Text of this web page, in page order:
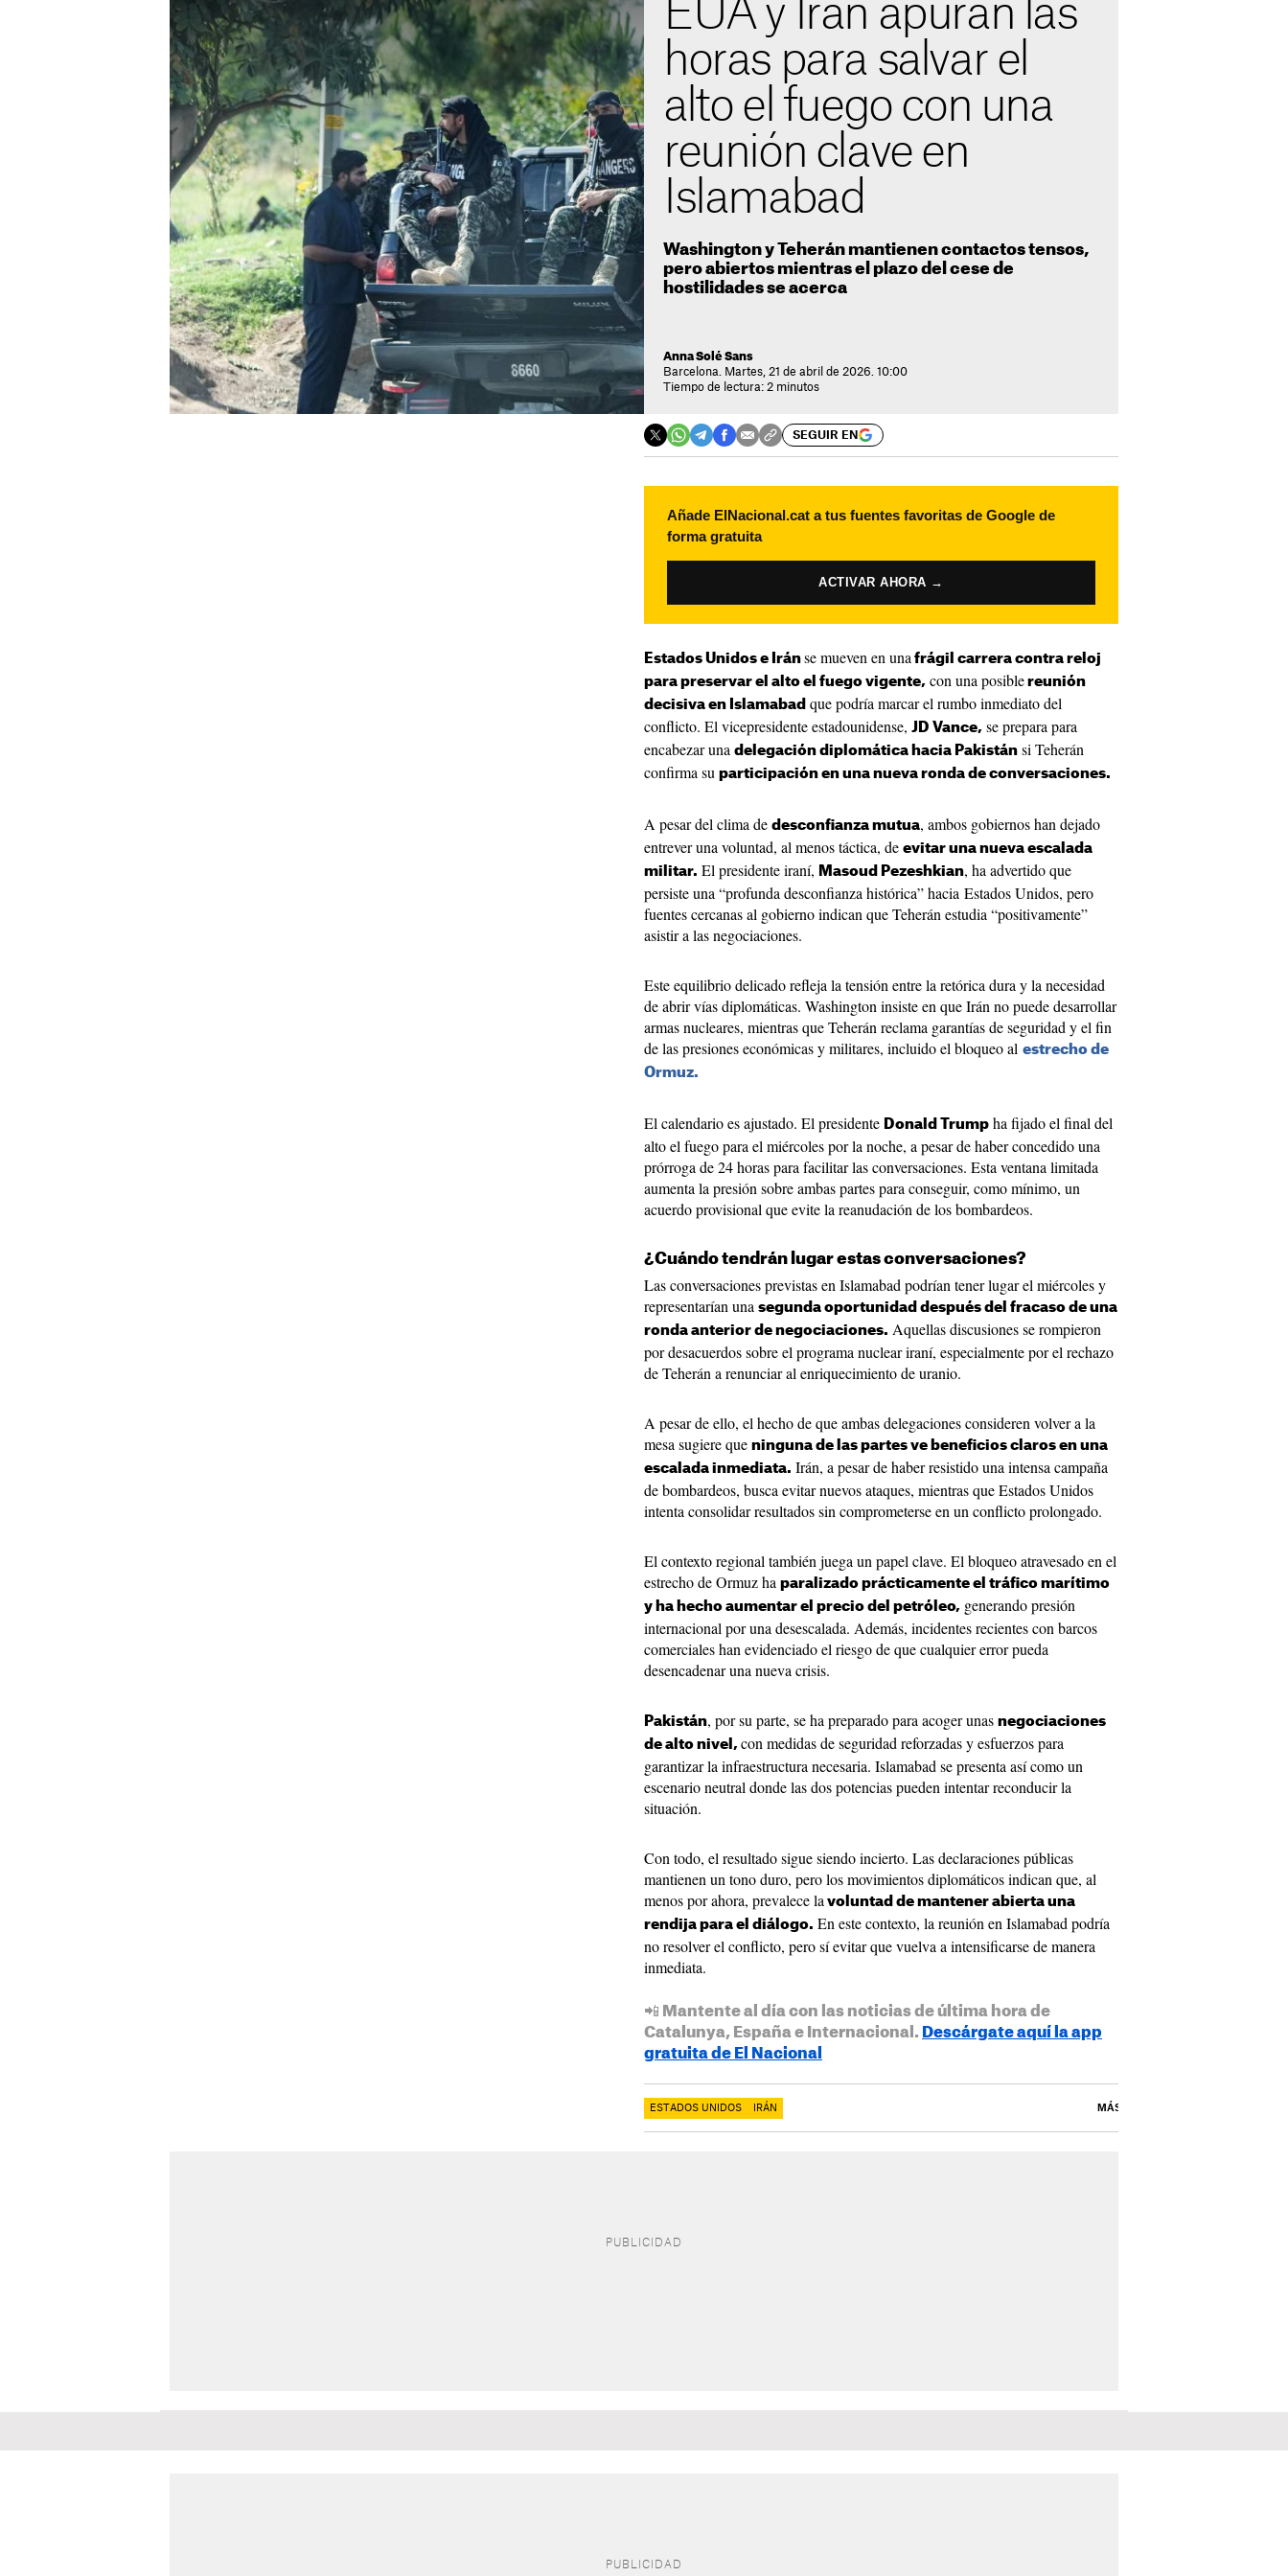
EUA y Iran apuran las
horas para salvar el
alto el fuego con una
reunión clave en
Islamabad
Washington y Teherán mantienen contactos tensos,
pero abiertos mientras el plazo del cese de
hostilidades se acerca
Anna Solé Sans
Barcelona. Martes, 21 de abril de 2026. 10:00
Tiempo de lectura: 2 minutos
SEGUIR EN
Añade ElNacional.cat a tus fuentes favoritas de Google de
forma gratuita
ACTIVAR AHORA →
Estados Unidos e Irán se mueven en una frágil carrera contra reloj
para preservar el alto el fuego vigente, con una posible reunión
decisiva en Islamabad que podría marcar el rumbo inmediato del
conflicto. El vicepresidente estadounidense, JD Vance, se prepara para
encabezar una delegación diplomática hacia Pakistán si Teherán
confirma su participación en una nueva ronda de conversaciones.
A pesar del clima de desconfianza mutua, ambos gobiernos han dejado
entrever una voluntad, al menos táctica, de evitar una nueva escalada
militar. El presidente iraní, Masoud Pezeshkian, ha advertido que
persiste una “profunda desconfianza histórica” hacia Estados Unidos, pero
fuentes cercanas al gobierno indican que Teherán estudia “positivamente”
asistir a las negociaciones.
Este equilibrio delicado refleja la tensión entre la retórica dura y la necesidad
de abrir vías diplomáticas. Washington insiste en que Irán no puede desarrollar
armas nucleares, mientras que Teherán reclama garantías de seguridad y el fin
de las presiones económicas y militares, incluido el bloqueo al estrecho de
Ormuz.
El calendario es ajustado. El presidente Donald Trump ha fijado el final del
alto el fuego para el miércoles por la noche, a pesar de haber concedido una
prórroga de 24 horas para facilitar las conversaciones. Esta ventana limitada
aumenta la presión sobre ambas partes para conseguir, como mínimo, un
acuerdo provisional que evite la reanudación de los bombardeos.
¿Cuándo tendrán lugar estas conversaciones?
Las conversaciones previstas en Islamabad podrían tener lugar el miércoles y
representarían una segunda oportunidad después del fracaso de una
ronda anterior de negociaciones. Aquellas discusiones se rompieron
por desacuerdos sobre el programa nuclear iraní, especialmente por el rechazo
de Teherán a renunciar al enriquecimiento de uranio.
A pesar de ello, el hecho de que ambas delegaciones consideren volver a la
mesa sugiere que ninguna de las partes ve beneficios claros en una
escalada inmediata. Irán, a pesar de haber resistido una intensa campaña
de bombardeos, busca evitar nuevos ataques, mientras que Estados Unidos
intenta consolidar resultados sin comprometerse en un conflicto prolongado.
El contexto regional también juega un papel clave. El bloqueo atravesado en el
estrecho de Ormuz ha paralizado prácticamente el tráfico marítimo
y ha hecho aumentar el precio del petróleo, generando presión
internacional por una desescalada. Además, incidentes recientes con barcos
comerciales han evidenciado el riesgo de que cualquier error pueda
desencadenar una nueva crisis.
Pakistán, por su parte, se ha preparado para acoger unas negociaciones
de alto nivel, con medidas de seguridad reforzadas y esfuerzos para
garantizar la infraestructura necesaria. Islamabad se presenta así como un
escenario neutral donde las dos potencias pueden intentar reconducir la
situación.
Con todo, el resultado sigue siendo incierto. Las declaraciones públicas
mantienen un tono duro, pero los movimientos diplomáticos indican que, al
menos por ahora, prevalece la voluntad de mantener abierta una
rendija para el diálogo. En este contexto, la reunión en Islamabad podría
no resolver el conflicto, pero sí evitar que vuelva a intensificarse de manera
inmediata.
📲 Mantente al día con las noticias de última hora de
Catalunya, España e Internacional. Descárgate aquí la app
gratuita de El Nacional
ESTADOS UNIDOS IRÁN MÁS